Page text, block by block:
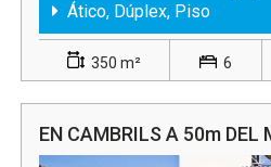
Ático, Dúplex, Piso
350 m² 6
EN CAMBRILS A 50m DEL